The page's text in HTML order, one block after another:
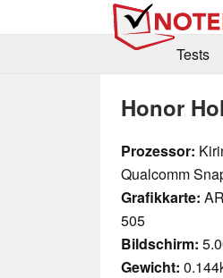
Tests
Honor
Prozessor:
Qualcomm
Grafikkarte:
505
Bildschirm:
Gewicht: